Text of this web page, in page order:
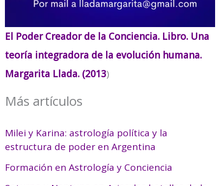
El Poder Creador de la Conciencia. Libro. Una
teoría integradora de la evolución humana.
Margarita Llada. (2013)
Más artículos
Milei y Karina: astrología política y la
estructura de poder en Argentina
Formación en Astrología y Conciencia